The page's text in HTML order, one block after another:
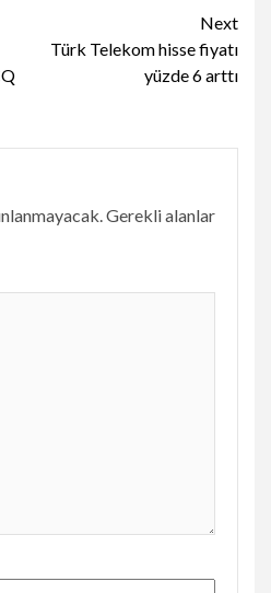
Next
Türk Telekom hisse fiyatı
yüzde 6 arttı
Gerekli alanlar